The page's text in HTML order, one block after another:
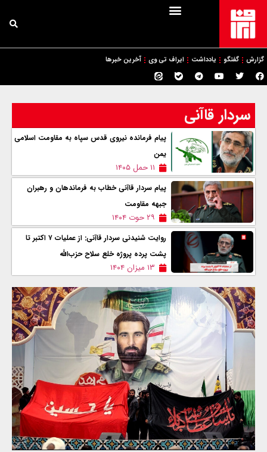
گزارش گفتگو یادداشت ایراف تی وی آخرین خبرها
سردار قاآنی
پیام فرمانده نیروی قدس سپاه به مقاومت اسلامی
یمن
۱۱ حمل ۱۴۰۵
پیام سردار قاآنی خطاب به فرماندهان و رهبران
جبهه مقاومت
۲۹ حوت ۱۴۰۴
روایت شنیدنی سردار قاآنی: از عملیات ۷ اکتبر تا
پشت پرده پروژه خلع سلاح حزب‌الله
۱۳ میزان ۱۴۰۴